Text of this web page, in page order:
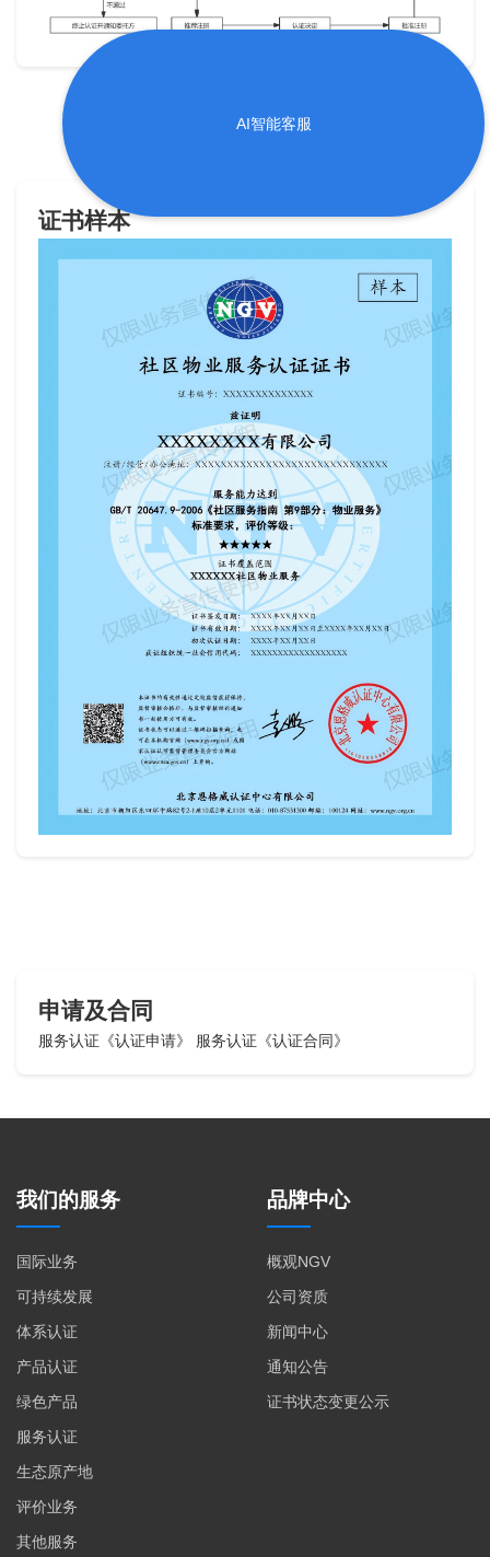
证书样本
申请及合同
服务认证《认证申请》 服务认证《认证合同》
我们的服务
国际业务
可持续发展
体系认证
产品认证
绿色产品
服务认证
生态原产地
评价业务
其他服务
品牌中心
概观NGV
公司资质
新闻中心
通知公告
证书状态变更公示
AI智能客服